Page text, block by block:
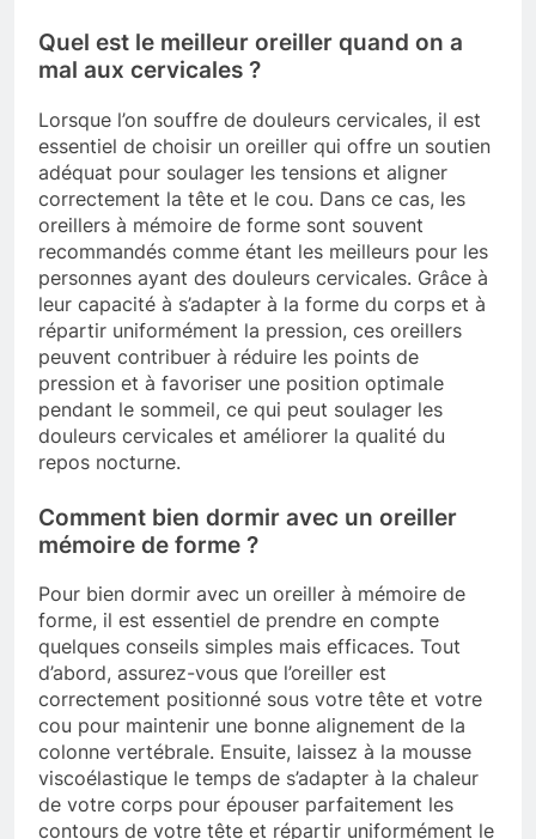
Quel est le meilleur oreiller quand on a
mal aux cervicales ?
Lorsque l’on souffre de douleurs cervicales, il est
essentiel de choisir un oreiller qui offre un soutien
adéquat pour soulager les tensions et aligner
correctement la tête et le cou. Dans ce cas, les
oreillers à mémoire de forme sont souvent
recommandés comme étant les meilleurs pour les
personnes ayant des douleurs cervicales. Grâce à
leur capacité à s’adapter à la forme du corps et à
répartir uniformément la pression, ces oreillers
peuvent contribuer à réduire les points de
pression et à favoriser une position optimale
pendant le sommeil, ce qui peut soulager les
douleurs cervicales et améliorer la qualité du
repos nocturne.
Comment bien dormir avec un oreiller
mémoire de forme ?
Pour bien dormir avec un oreiller à mémoire de
forme, il est essentiel de prendre en compte
quelques conseils simples mais efficaces. Tout
d’abord, assurez-vous que l’oreiller est
correctement positionné sous votre tête et votre
cou pour maintenir une bonne alignement de la
colonne vertébrale. Ensuite, laissez à la mousse
viscoélastique le temps de s’adapter à la chaleur
de votre corps pour épouser parfaitement les
contours de votre tête et répartir uniformément le